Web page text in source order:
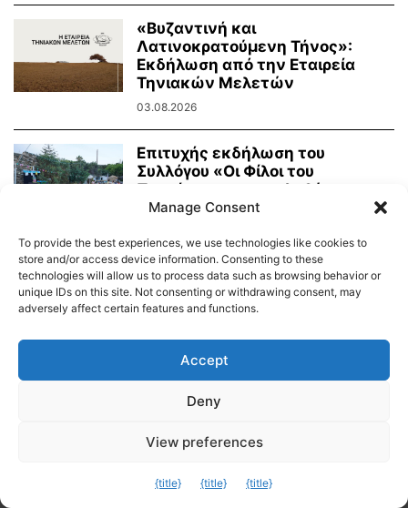
«Βυζαντινή και
Λατινοκρατούμενη Τήνος»:
Εκδήλωση από την Εταιρεία
Τηνιακών Μελετών
03.08.2026
Επιτυχής εκδήλωση του
Συλλόγου «Οι Φίλοι του
Πρασίνου» με κουκλοθέατρο
και...
Δημοτικό Λιμενικό Ταμείο Τήνου – Άνδρου
© 2026
Manage Consent
To provide the best experiences, we use technologies like cookies to
store and/or access device information. Consenting to these
technologies will allow us to process data such as browsing behavior or
unique IDs on this site. Not consenting or withdrawing consent, may
adversely affect certain features and functions.
Accept
Deny
View preferences
{title} {title} {title}
Exit mobile version